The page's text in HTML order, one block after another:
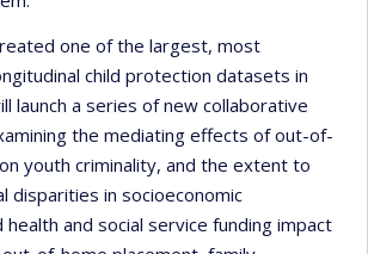
one of the largest, most
child protection datasets in
launch a series of new collaborative
the mediating effects of out-of-
youth criminality, and the extent to
disparities in socioeconomic
health and social service funding impact